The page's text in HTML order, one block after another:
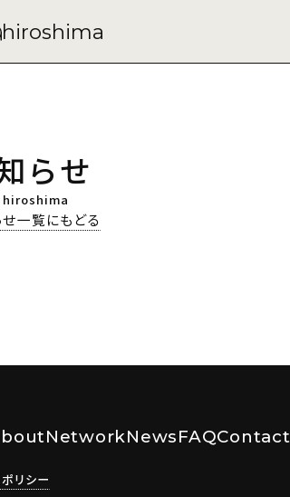
hiroshima
らせ
hiroshima
せ一覧にもどる
NetworkNewsFAQContact
リシー